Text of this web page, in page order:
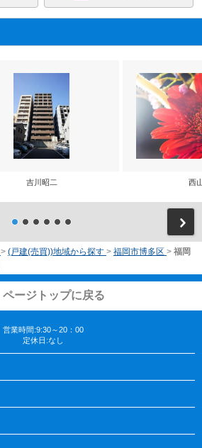
吉川昭二 西
> (戸建(売買))地域から探す > 福岡市博多区 > 福岡
ページトップに戻る
営業時間:9:30～20：00
定休日:なし